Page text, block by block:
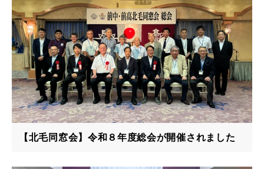
【北毛同窓会】令和８年度総会が開催されました